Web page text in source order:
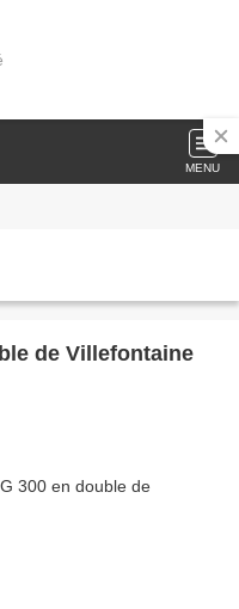
MENU
de Villefontaine